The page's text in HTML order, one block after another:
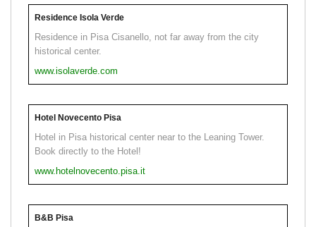
Residence Isola Verde
Residence in Pisa Cisanello, not far away from the city
historical center.
www.isolaverde.com
Hotel Novecento Pisa
Hotel in Pisa historical center near to the Leaning Tower.
Book directly to the Hotel!
www.hotelnovecento.pisa.it
B&B Pisa